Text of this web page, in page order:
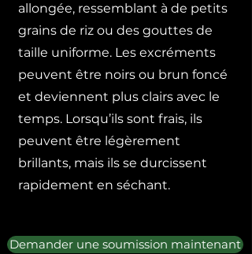
allongée, ressemblant à de petits
grains de riz ou des gouttes de
taille uniforme. Les excréments
peuvent être noirs ou brun foncé
et deviennent plus clairs avec le
temps. Lorsqu’ils sont frais, ils
peuvent être légèrement
brillants, mais ils se durcissent
rapidement en séchant.
Demander une soumission maintenant